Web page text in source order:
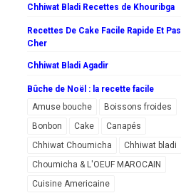
Chhiwat Bladi Recettes de Khouribga
Recettes De Cake Facile Rapide Et Pas
Cher
Chhiwat Bladi Agadir
Bûche de Noël : la recette facile
Amuse bouche
Boissons froides
Bonbon
Cake
Canapés
Chhiwat Choumicha
Chhiwat bladi
Choumicha & L'OEUF MAROCAIN
Cuisine Americaine